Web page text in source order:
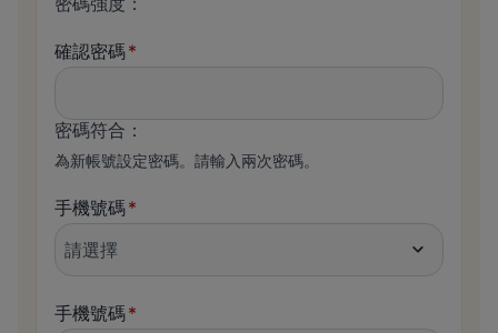
確認密碼
密碼符合：
為新帳號設定密碼。請輸入兩次密碼。
手機號碼
手機號碼